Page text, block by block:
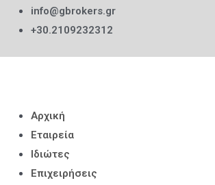
info@gbrokers.gr
+30.2109232312
Αρχική
Εταιρεία
Ιδιώτες
Επιχειρήσεις